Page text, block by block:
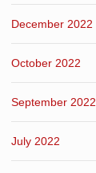
December 2022
October 2022
September 2022
July 2022